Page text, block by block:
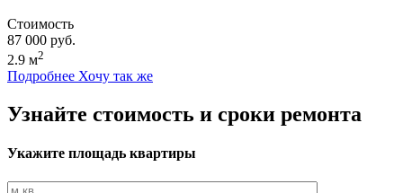
Стоимость
87 000 руб.
2.9 м2
Подробнее Хочу так же
Узнайте стоимость и сроки ремонта
Укажите площадь квартиры